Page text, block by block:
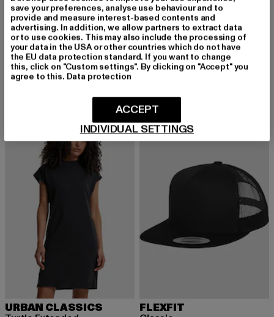
KARL KANI
Small Signature Essential Pinstripe OS
23,74 EUR
Derzeitiger Preis: 23,74 EUR
KARL KANI
22,95 EUR
Derzeitiger Preis: 22,95 EUR
27,99 EURAktionspreis:
URBAN CLASSICS
-20%
FLEXFIT
save your preferences, analyse use behaviour and to
provide and measure interest-based contents and
advertising. In addition, we allow partners to extract data
or to use cookies. This may also include the processing of
your data in the USA or other countries which do not have
the EU data protection standard. If you want to change
this, click on "Custom settings". By clicking on "Accept" you
agree to this. Data protection
INDIVIDUAL SETTINGS
ACCEPT